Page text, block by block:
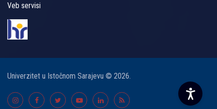
Veb servisi
Univerzitet u Istočnom Sarajevu © 2026.